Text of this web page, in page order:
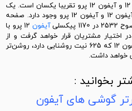
فناوری نمایشگر بین آیفون 12 و آیفون 12 پرو تقریبا یکسان است. یک
تفاوت جزئی بین نمایشگر آیفون 12 و آیفون 12 پرو وجود دارد. صفحه
آیفون
12 پرو با
800 نیت در اختیار مشتریان قرار خواهد گرفت و از
صفحه نمایش 6.1 اینچی آیفون 12 که 625 نیت روشنایی دارد، روشن‌تر
داشت.
بخوانید :